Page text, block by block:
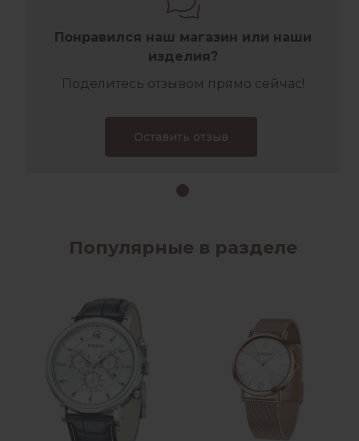
Понравился наш магазин или наши
изделия?
Поделитесь отзывом прямо сейчас!
Оставить отзыв
Популярные в разделе